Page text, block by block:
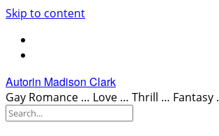
Skip to content
Autorin Madison Clark
Gay Romance … Love … Thrill … Fantasy